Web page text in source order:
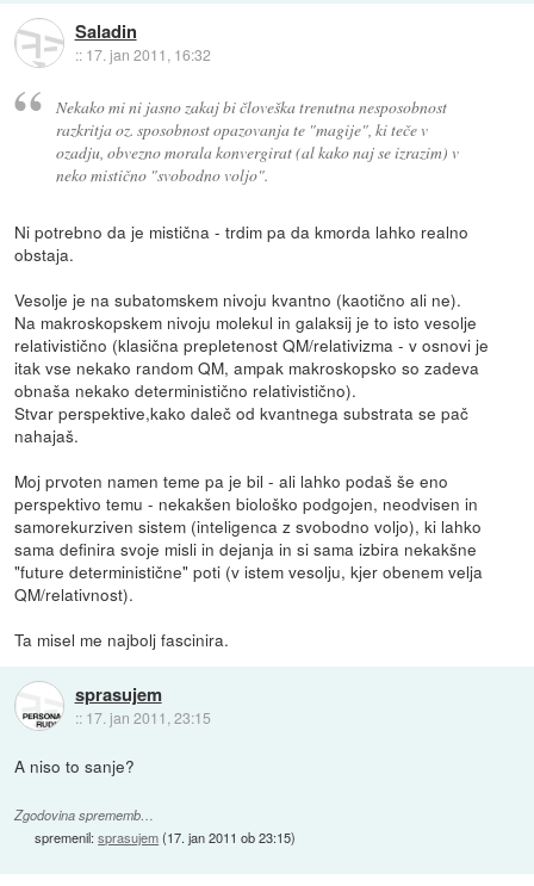
Saladin
:: 17. jan 2011, 16:32
Nekako mi ni jasno zakaj bi človeška trenutna nesposobnost
razkritja oz. sposobnost opazovanja te "magije", ki teče v
ozadju, obvezno morala konvergirat (al kako naj se izrazim) v
neko mistično "svobodno voljo".
Ni potrebno da je mistična - trdim pa da kmorda lahko realno
obstaja.
Vesolje je na subatomskem nivoju kvantno (kaotično ali ne).
Na makroskopskem nivoju molekul in galaksij je to isto vesolje
relativistično (klasična prepletenost QM/relativizma - v osnovi je
itak vse nekako random QM, ampak makroskopsko so zadeva
obnaša nekako deterministično relativistično).
Stvar perspektive,kako daleč od kvantnega substrata se pač
nahajaš.
Moj prvoten namen teme pa je bil - ali lahko podaš še eno
perspektivo temu - nekakšen biološko podgojen, neodvisen in
samorekurziven sistem (inteligenca z svobodno voljo), ki lahko
sama definira svoje misli in dejanja in si sama izbira nekakšne
"future deterministične" poti (v istem vesolju, kjer obenem velja
QM/relativnost).
Ta misel me najbolj fascinira.
sprasujem
:: 17. jan 2011, 23:15
A niso to sanje?
Zgodovina sprememb…
spremenil:sprasujem(17. jan 2011 ob 23:15)